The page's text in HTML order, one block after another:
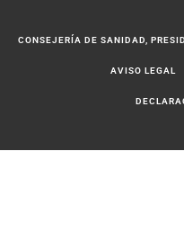
CONSEJERÍA DE SANIDAD,
AVISO LEGAL